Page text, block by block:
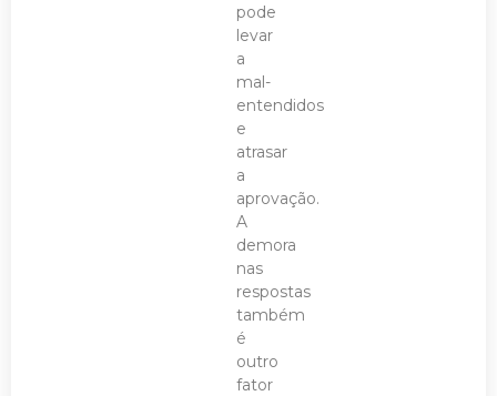
pode
levar
a
mal-
entendidos
e
atrasar
a
aprovação.
A
demora
nas
respostas
também
é
outro
fator